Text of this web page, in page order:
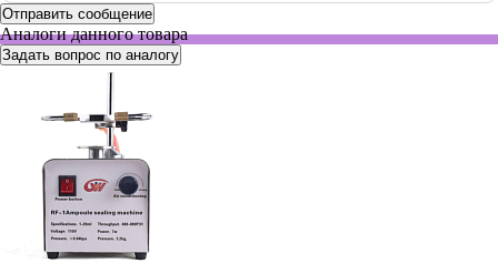
Аналоги данного товара
Задать вопрос по аналогу